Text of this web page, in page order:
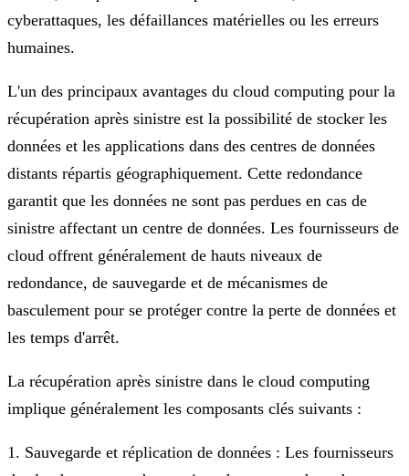
cyberattaques, les défaillances matérielles ou les erreurs
humaines.
L'un des principaux avantages du cloud computing pour la
récupération après sinistre est la possibilité de stocker les
données et les applications dans des centres de données
distants répartis géographiquement. Cette redondance
garantit que les données ne sont pas perdues en cas de
sinistre affectant un centre de données. Les fournisseurs de
cloud offrent généralement de hauts niveaux de
redondance, de sauvegarde et de mécanismes de
basculement pour se protéger contre la perte de données et
les temps d'arrêt.
La récupération après sinistre dans le cloud computing
implique généralement les composants clés suivants :
1. Sauvegarde et réplication de données : Les fournisseurs